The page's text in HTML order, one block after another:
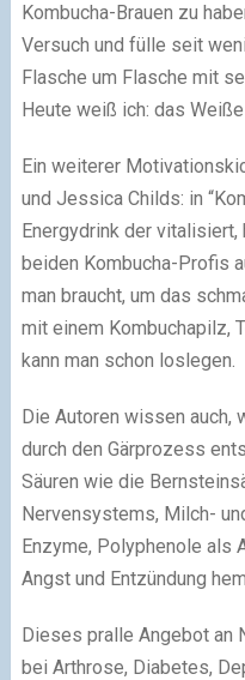
Kombucha-Brauen zu
Versuch und fülle seit
Flasche um Flasche mit
Heute weiß ich: das
Ein weiterer
und Jessica Childs: in
Energydrink der
beiden Kombucha-Profis
man braucht, um das
mit einem Kombuchapilz,
kann man schon loslegen.
Die Autoren wissen
durch den Gärprozess
Säuren wie die
Nervensystems, Milch-
Enzyme, Polyphenole als
Angst und Entzündung
Dieses pralle Angebot
bei Arthrose, Diabetes,